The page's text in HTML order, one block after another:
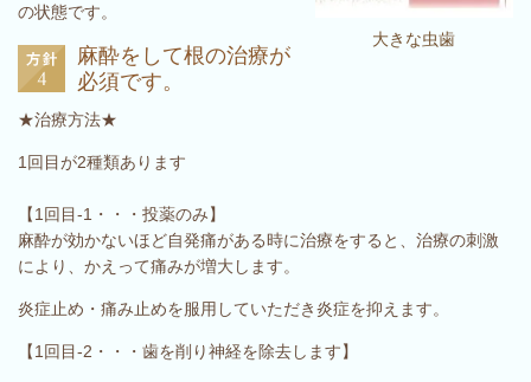
大きな虫歯
の状態です。
麻酔をして根の治療が
必須です。
★治療方法★
1回目が2種類あります
【1回目-1・・・投薬のみ】
麻酔が効かないほど自発痛がある時に治療をすると、治療の刺激
により、かえって痛みが増大します。
炎症止め・痛み止めを服用していただき炎症を抑えます。
【1回目-2・・・歯を削り神経を除去します】